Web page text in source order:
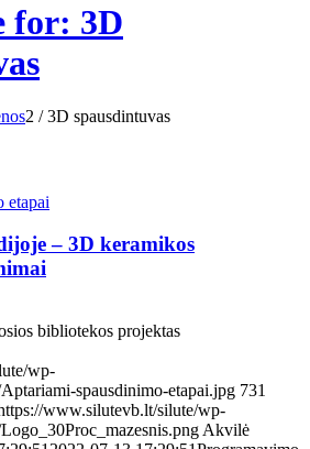
for: 3D
2 / 3D spausdintuvas
– 3D keramikos
bibliotekos projektas
wp-
spausdinimo-etapai.jpg 731
www.silutevb.lt/silute/wp-
Akvilė